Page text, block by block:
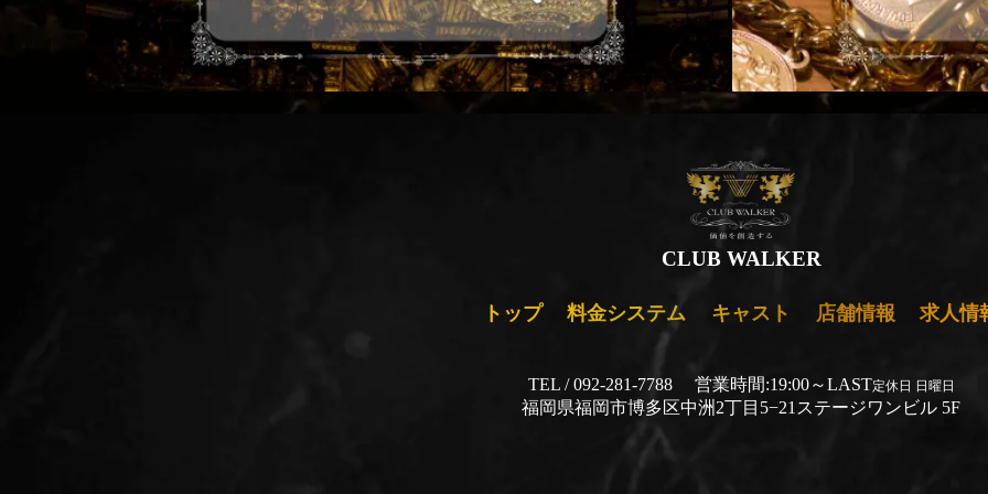
CLUB WALKER
トップ 料金システム キャスト 店舗情報 求人情
TEL / 092-281-7788営業時間:19:00～LAST定休日 日曜日
福岡県福岡市博多区中洲2丁目5−21ステージワンビル 5F